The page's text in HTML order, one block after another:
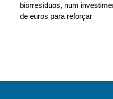
biorresíduos, num
de euros para reforçar